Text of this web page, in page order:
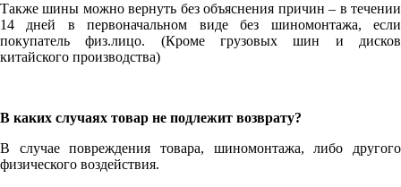
Также шины можно вернуть без объяснения причин – в течении
14 дней в первоначальном виде без шиномонтажа, если
покупатель физ.лицо. (Кроме грузовых шин и дисков
китайского производства)
В каких случаях товар не подлежит возврату?
В случае повреждения товара, шиномонтажа, либо другого
физического воздействия.